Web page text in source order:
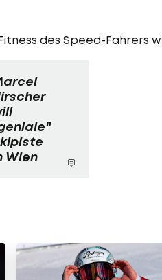
des Speed-Fahrers
Wien